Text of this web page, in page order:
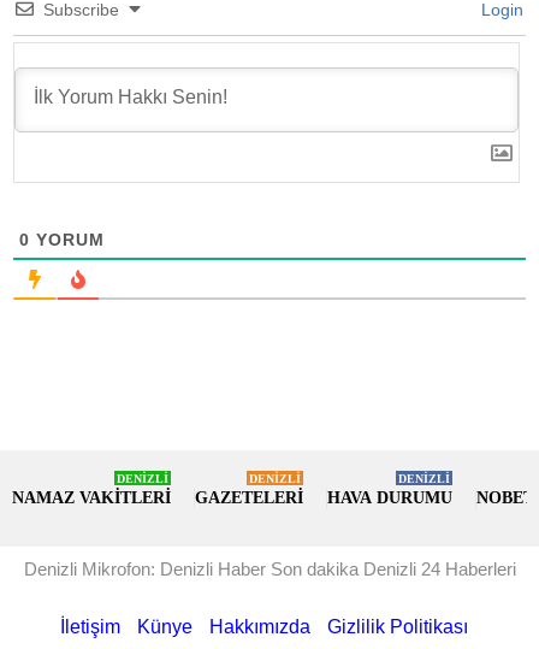
Subscribe Login
0 YORUM
NAMAZ VAKİTLERİ
DENİZLİ
GAZETELERİ
DENİZLİ
HAVA DURUMU
DENİZLİ
Denizli Mikrofon: Denizli Haber Son dakika Denizli 24 Haberleri
İletişim Künye Hakkımızda Gizlilik Politikası